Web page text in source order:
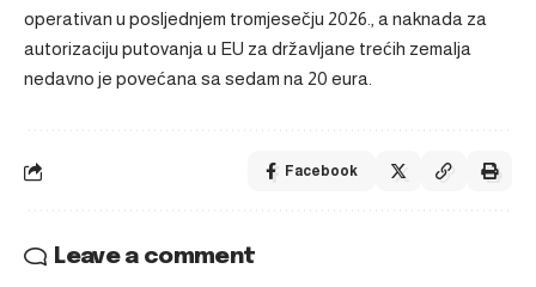
operativan u posljednjem tromjesečju 2026., a naknada za
autorizaciju putovanja u EU za državljane trećih zemalja
nedavno je povećana sa sedam na 20 eura.
Facebook
Leave a comment